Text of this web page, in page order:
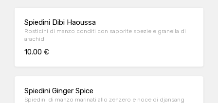
Spiedini Dibi Haoussa
Rosticini di manzo conditi con saporite spezie e granella di
arachidi
10.00 €
Spiedini Ginger Spice
Spiedini di manzo marinati allo zenzero e noce di djansang